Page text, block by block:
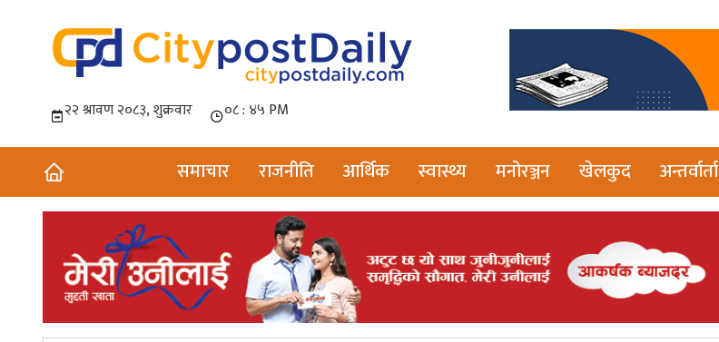
समाचार राजनीति आर्थिक स्वास्थ्य मनोरञ्जन खेलकुद अन्तर्वार्ता